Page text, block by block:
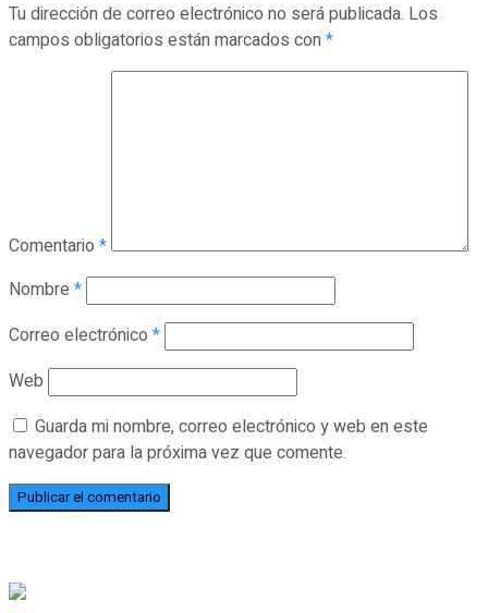
Tu dirección de correo electrónico no será publicada. Los
campos obligatorios están marcados con*
Comentario *
Nombre *
Correo electrónico *
Web
Guarda mi nombre, correo electrónico y web en este
navegador para la próxima vez que comente.